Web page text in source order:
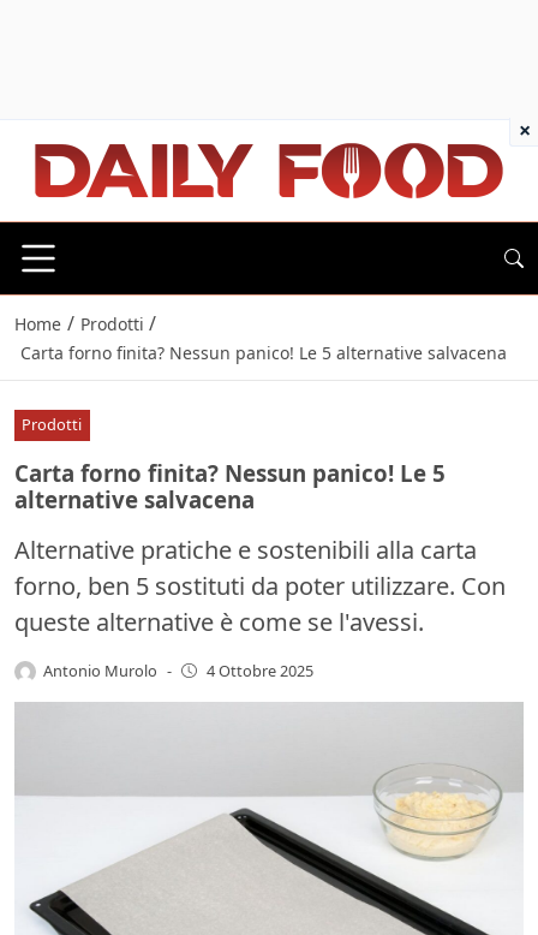
Home / Prodotti /
Carta forno finita? Nessun panico! Le 5 alternative salvacena
Prodotti
Carta forno finita? Nessun panico! Le 5
alternative salvacena
Alternative pratiche e sostenibili alla carta
forno, ben 5 sostituti da poter utilizzare. Con
queste alternative è come se l'avessi.
Antonio Murolo - 4 Ottobre 2025
×